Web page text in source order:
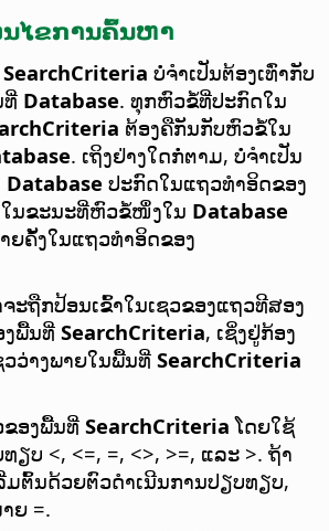
ນໄຂການຄົ້ນຫາ
SearchCriteria ບໍ່ຈຳເປັນຕ້ອງເທົ່າກັບ
ທີ່ Database. ທຸກຫົວຂໍ້ທີ່ປະກົດໃນ
ຕ້ອງຄືກັນກັບຫົວຂໍ້ໃນ
. ເຖິງຢ່າງໃດກໍ່ຕາມ, ບໍ່ຈຳເປັນ
Database ປະກົດໃນແຖວທຳອິດຂອງ
ນຂະນະທີ່ຫົວຂໍ້ໜຶ່ງໃນ Database
ຄັ້ງໃນແຖວທຳອິດຂອງ
ະຖືກປ້ອນເຂົ້າໃນເຊວຂອງແຖວທີສອງ
ພື້ນທີ່ SearchCriteria, ເຊິ່ງຢູ່ກ້ອງ
ວ່າງພາຍໃນພື້ນທີ່ SearchCriteria
ຂອງພື້ນທີ່ SearchCriteria ໂດຍໃຊ້
ຽບ <, <=, =, <>, >=, ແລະ >. ຖ້າ
ມຕົ້ນດ້ວຍຕົວດຳເນີນການປຽບທຽບ,
ຍ =.